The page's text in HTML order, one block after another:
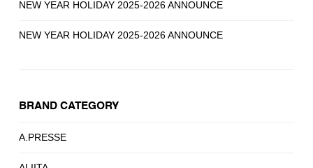
NEW YEAR HOLIDAY 2025-2026 ANNOUNCE
NEW YEAR HOLIDAY 2025-2026 ANNOUNCE
BRAND CATEGORY
A.PRESSE